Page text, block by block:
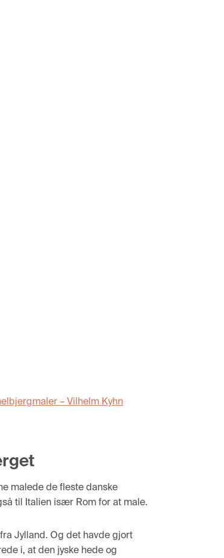
– Vilhelm Kyhn
malede de fleste danske
til Italien især Romfor at male.
fra Jylland. Og det havde gjort
i, atden jyske hedeog